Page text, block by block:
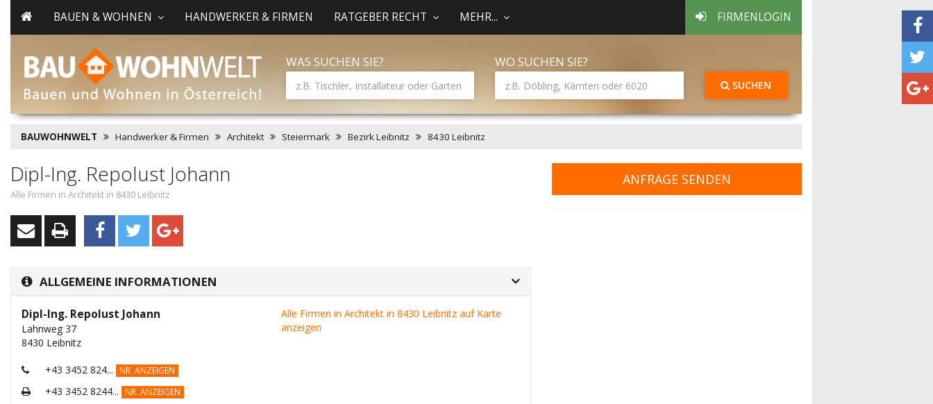
BAUEN & WOHNEN HANDWERKER & FIRMEN RATGEBER RECHT MEHR... FIRMENLOGIN
WAS SUCHEN SIE? WO SUCHEN SIE?
SUCHEN
BAUWOHNWELT Handwerker & Firmen Architekt Steiermark Bezirk Leibnitz 8430 Leibnitz
Dipl-Ing. Repolust Johann
Alle Firmen in Architekt in 8430 Leibnitz
ALLGEMEINE INFORMATIONEN
Alle Firmen in Architekt in 8430 Leibnitz auf Karte
anzeigen
Dipl-Ing. Repolust Johann
Lahnweg 37
8430 Leibnitz
+43 3452 824... NR. ANZEIGEN
+43 3452 8244... NR. ANZEIGEN
ANFRAGE SENDEN